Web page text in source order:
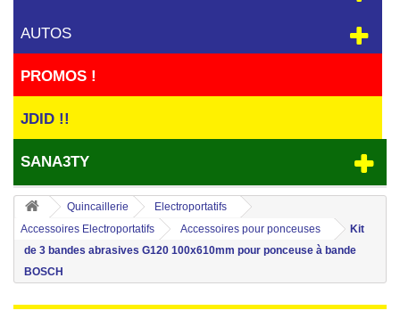
AUTOS
PROMOS !
JDID !!
SANA3TY
Quincaillerie
Electroportatifs
Accessoires Electroportatifs
Accessoires pour ponceuses
Kit
de 3 bandes abrasives G120 100x610mm pour ponceuse à bande
BOSCH